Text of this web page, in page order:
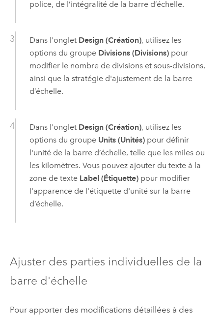
police, de l’intégralité de la barre d’échelle.
Dans l'onglet Design (Création), utilisez les
options du groupe Divisions (Divisions)pour
modifier le nombre de divisions et sous-divisions,
ainsi que la stratégie d'ajustement de la barre
d’échelle.
Dans l'onglet Design (Création), utilisez les
options du groupe Units (Unités)pour définir
l'unité de la barre d’échelle, telle que les miles ou
les kilomètres. Vous pouvez ajouter du texte à la
zone de texte Label (Étiquette)pour modifier
l'apparence de l'étiquette d'unité sur la barre
d’échelle.
Ajuster des parties individuelles de la
barre d'échelle
Pour apporter des modifications détaillées à des